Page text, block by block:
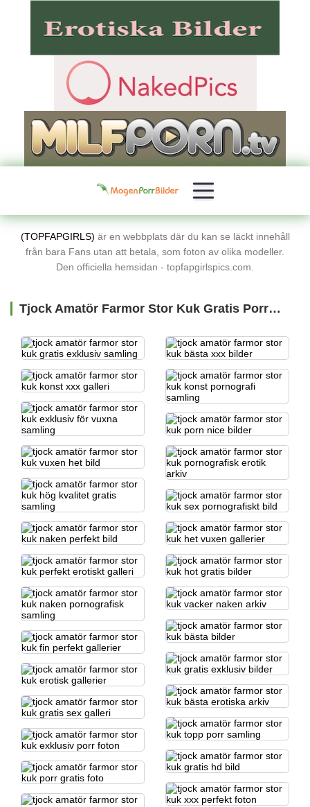
(TOPFAPGIRLS) är en webbplats där du kan se läckt innehåll
från bara Fans utan att betala, som foton av olika modeller.
Den officiella hemsidan - topfapgirlspics.com.
Tjock Amatör Farmor Stor Kuk Gratis Porrbilder